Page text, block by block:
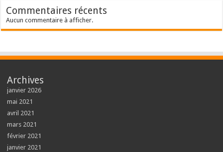
Commentaires récents
Aucun commentaire à afficher.
Archives
janvier 2026
mai 2021
avril 2021
mars 2021
février 2021
janvier 2021